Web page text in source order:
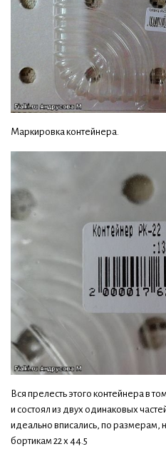
Маркировка контейнера.
Вся прелесть этого контейнера в
и состоял из двух одинаковых
идеально вписались, по размерам,
бортикам 22 х 44.5